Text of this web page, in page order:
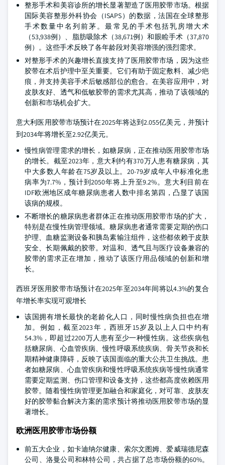
整形手术和美容诊所的增长显著塑造了医用胶带市场。根据
国际美容整形外科协会（ISAPS）的数据，法国在全球整形
手术数量中名列前茅。最常见的手术包括乳房增大术
（53,938例）、脂肪吸除术（38,671例）和眼睑手术（37,870
例）。这些手术反映了各年龄段对美容增强的强烈需求。
对整形手术的兴趣增长直接支持了医用胶带市场，因为这些
胶带在术后护理中至关重要。它们有助于固定敷料、减少疤
痕，并支持美容手术后敏感部位的愈合。在美容应用中，对
皮肤友好、透气和低敏胶带的需求尤其高，推动了该领域的
创新和市场机会扩大。
意大利医用胶带市场预计在2025年将达到2.055亿美元，并预计
到2034年将增长至2.92亿美元。
慢性病管理需求的增长，如糖尿病，正在推动医用胶带市场
的增长。截至2023年，意大利约有370万人患有糖尿病，其
中大多数人年龄在75岁及以上。20-79岁成年人中标准化患
病率为7.7%，预计到2050年将上升至9.2%。意大利目前在
IDF欧洲地区成年糖尿病患者人数中排名第四，凸显了该国
该病的规模。
不断增长的糖尿病患者群体正在推动医用胶带市场的扩大，
特别是在慢性病管理领域。糖尿病患者通常需要定期的伤口
护理、血糖监测设备和胰岛素输注组件，这些都依赖于皮肤
安全、长期佩戴的胶带。对温和、透气且与医疗设备兼容的
胶带的需求正在增加，推动了该医疗用品领域的创新和增
长。
西班牙医用胶带市场预计在2025年至2034年间将以4.3%的复合
年增长率实现可观增长
该国拥有增长最快的老龄化人口，同时慢性病负担也在增
加。例如，截至2023年，西班牙15岁及以上人口中约有
54.3%，即超过2200万人患有至少一种慢性病。这些疾病包
括糖尿病、心血管疾病、慢性呼吸系统疾病、骨关节炎和长
期精神健康障碍，反映了该国面临的重大公共卫生挑战。患
者如糖尿病、心血管疾病和慢性呼吸系统疾病等慢性病通常
需要定期监测、伤口管理和设备支持，这些都高度依赖医用
胶带。随着慢性病管理更加融合和家庭化，对可靠、皮肤友
好的胶带黏合解决方案的需求预计将推动医用胶带市场的显
著增长。
欧洲医用胶带市场份额
前五大企业，如卡迪纳尔健康、索尔文图姆、爱威瑞德尼森
公司、洛曼公司和林特公司，共占据了总市场份额的60%。